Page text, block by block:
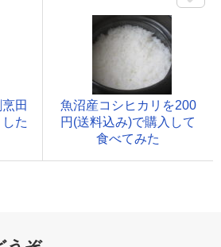
田
た
魚沼産コシヒカリを200
円(送料込み)で購入して
食べてみた